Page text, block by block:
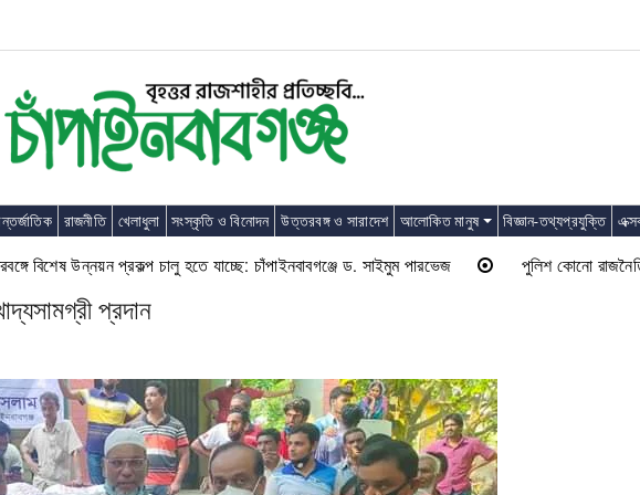
রাজনীতি খেলাধুলা সংস্কৃতি ও বিনোদন উত্তরবঙ্গ ও সারাদেশ আলোকিত মানুষ বিজ্ঞান-তথ্যপ্রযুক্তি
উন্নয়ন প্রকল্প চালু হতে যাচ্ছে: চাঁপাইনবাবগঞ্জে ড. সাইমুম পারভেজ পুলিশ কোনো রাজনৈতিক
প্রদান